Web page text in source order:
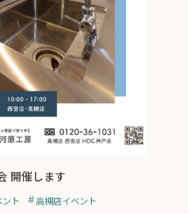
開催します
ント 高槻店イベント